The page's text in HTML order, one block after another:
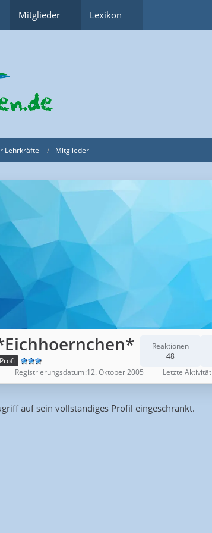
Mitglieder Lexikon
Lehrkräfte Mitglieder
Profi
Reaktionen
48
Registrierungsdatum 12. Oktober 2005 Letzte Aktivität
auf sein vollständiges Profil eingeschränkt.